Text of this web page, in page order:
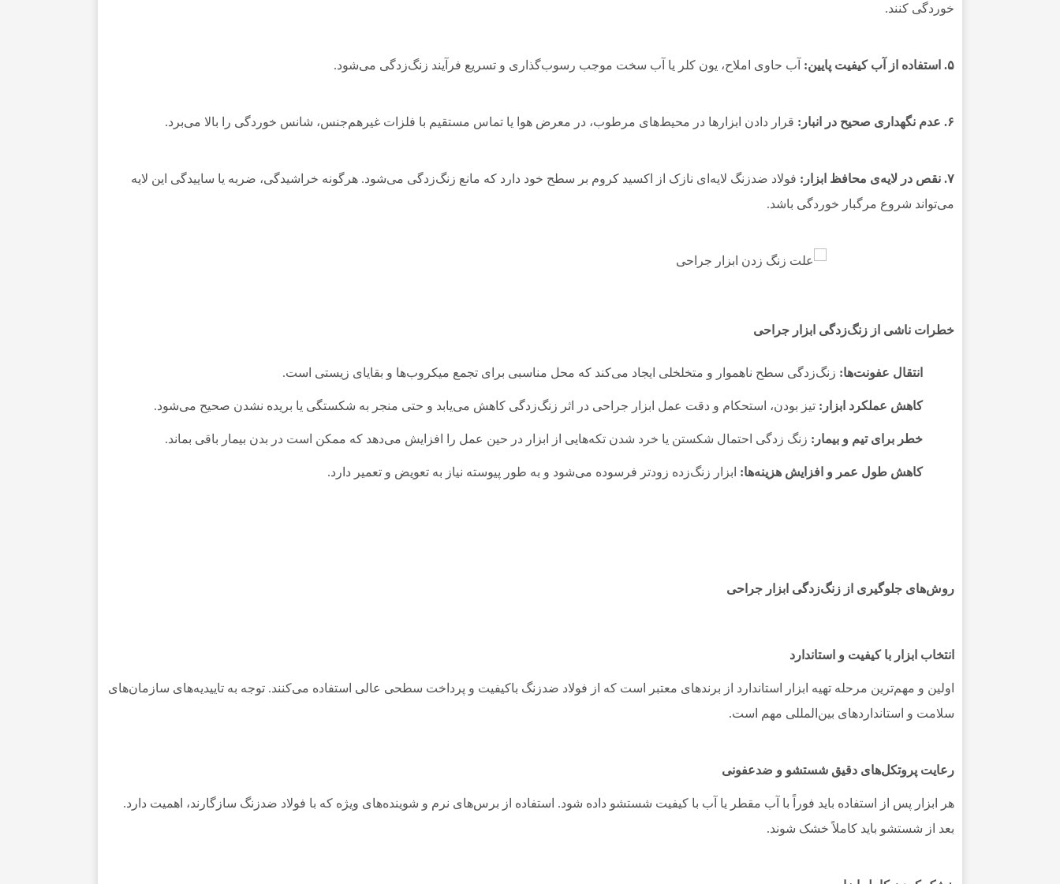
خوردگی کنند.
۵. استفاده از آب کیفیت پایین: آب حاوی املاح، یون کلر یا آب سخت موجب رسوب‌گذاری و تسریع فرآیند زنگ‌زدگی می‌شود.
۶. عدم نگهداری صحیح در انبار: قرار دادن ابزارها در محیط‌های مرطوب، در معرض هوا یا تماس مستقیم با فلزات غیرهم‌جنس، شانس خوردگی را بالا می‌برد.
۷. نقص در لایه‌ی محافظ ابزار:
فولاد ضدزنگ لایه‌ای نازک از اکسید کروم بر سطح خود دارد که مانع زنگ‌زدگی می‌شود. هرگونه خراشیدگی، ضربه یا ساییدگی این لایه
می‌تواند شروع مرگبار خوردگی باشد.
خطرات ناشی از زنگ‌زدگی ابزار جراحی
انتقال عفونت‌ها: زنگ‌زدگی سطح ناهموار و متخلخلی ایجاد می‌کند که محل مناسبی برای تجمع میکروب‌ها و بقایای زیستی است.
کاهش عملکرد ابزار: تیز بودن، استحکام و دقت عمل ابزار جراحی در اثر زنگ‌زدگی کاهش می‌یابد و حتی منجر به شکستگی یا بریده نشدن صحیح می‌شود.
خطر برای تیم و بیمار: زنگ زدگی احتمال شکستن یا خرد شدن تکه‌هایی از ابزار در حین عمل را افزایش می‌دهد که ممکن است در بدن بیمار باقی بماند.
کاهش طول عمر و افزایش هزینه‌ها: ابزار زنگ‌زده زودتر فرسوده می‌شود و به طور پیوسته نیاز به تعویض و تعمیر دارد.
روش‌های جلوگیری از زنگ‌زدگی ابزار جراحی
انتخاب ابزار با کیفیت و استاندارد
اولین و مهم‌ترین مرحله تهیه ابزار استاندارد از برندهای معتبر است که از فولاد ضدزنگ باکیفیت و پرداخت سطحی عالی استفاده می‌کنند. توجه به تاییدیه‌های سازمان‌های
سلامت و استانداردهای بین‌المللی مهم است.
رعایت پروتکل‌های دقیق شستشو و ضدعفونی
هر ابزار پس از استفاده باید فوراً با آب مقطر یا آب با کیفیت شستشو داده شود. استفاده از برس‌های نرم و شوینده‌های ویژه که با فولاد ضدزنگ سازگارند، اهمیت دارد.
بعد از شستشو باید کاملاً خشک شوند.